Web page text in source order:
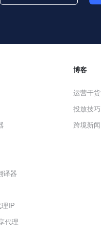
译器
IP
代理
博客
运营干货
投放技巧
跨境新闻